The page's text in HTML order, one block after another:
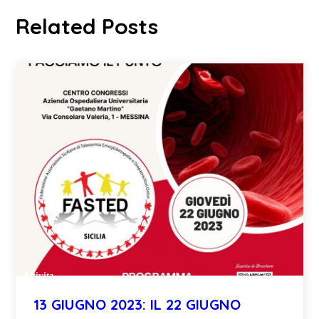
Related Posts
Attivita
13 GIUGNO 2023: IL 22 GIUGNO